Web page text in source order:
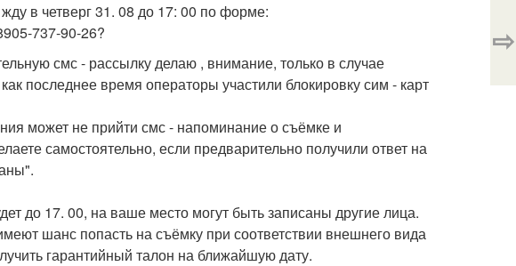
в четверг 31. 08 до 17: 00 по форме:
737-90-26?
смс - рассылку делаю , внимание, только в случае
последнее время операторы участили блокировку сим - карт
может не прийти смс - напоминание о съёмке и
самостоятельно, если предварительно получили ответ на
до 17. 00, на ваше место могут быть записаны другие лица.
шанс попасть на съёмку при соответствии внешнего вида
гарантийный талон на ближайшую дату.
⇨